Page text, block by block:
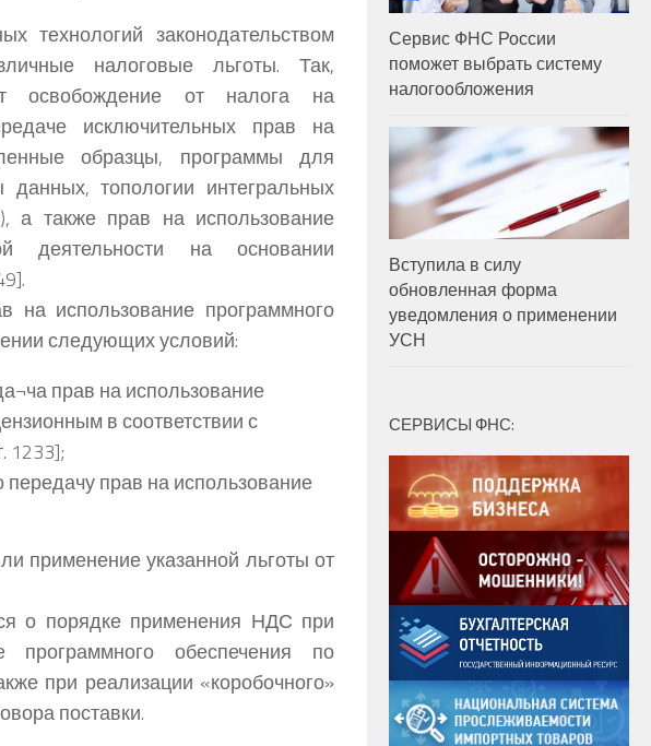
технологий законодательством
налоговые льготы. Так,
освобождение от налога на
исключительных прав на
образцы, программы для
топологии интегральных
а также прав на использование
деятельности на основании
использование программного
следующих условий:
прав на использование
в соответствии с
1233];
прав на использование
применение указанной льготы от
о порядке применения НДС при
программного обеспечения по
при реализации «коробочного»
поставки.
Сервис ФНС России
поможет выбрать систему
налогообложения
Вступила в силу
обновленная форма
уведомления о применении
УСН
СЕРВИСЫ ФНС: